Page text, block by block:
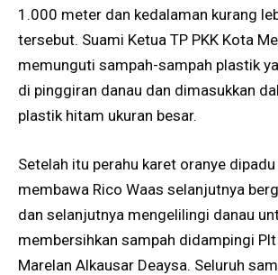
1.000 meter dan kedalaman kurang
tersebut. Suami Ketua TP PKK Kota
memunguti sampah-sampah plastik
di pinggiran danau dan dimasukkan
plastik hitam ukuran besar.
Setelah itu perahu karet oranye
membawa Rico Waas selanjutnya
dan selanjutnya mengelilingi danau
membersihkan sampah didampingi
Marelan Alkausar Deaysa. Seluruh